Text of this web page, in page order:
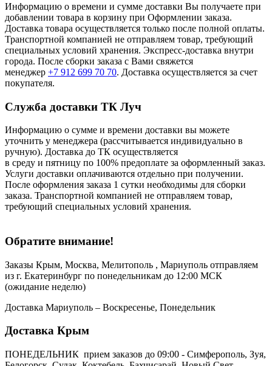
Информацию о времени и сумме доставки Вы получаете при
добавлении товара в корзину при Оформлении заказа.
Доставка товара осуществляется только после полной оплаты.
Транспортной компанией не отправляем товар, требующий
специальных условий хранения. Экспресс-доставка внутри
города. После сборки заказа с Вами свяжется
менеджер +7 912 699 70 70. Доставка осуществляется за счет
покупателя.
Служба доставки ТК Луч
Информацию о сумме и времени доставки вы можете
уточнить у менеджера (рассчитывается индивидуально в
ручную). Доставка до ТК осуществляется
в среду и пятницу по 100% предоплате за оформленный заказ.
Услуги доставки оплачиваются отдельно при получении.
После оформления заказа 1 сутки необходимы для сборки
заказа. Транспортной компанией не отправляем товар,
требующий специальных условий хранения.
Обратите внимание!
Заказы Крым, Москва, Мелитополь , Мариуполь отправляем
из г. Екатеринбург по понедельникам до 12:00 МСК
(ожидание неделю)
Доставка Мариуполь – Воскресенье, Понедельник
Доставка Крым
ПОНЕДЕЛЬНИК прием заказов до 09:00 - Симферополь, Зуя,